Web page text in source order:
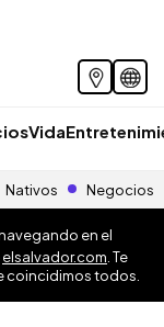
Vida
Nativos Negocios
en el
elsalvador.com . Te
coincidimos todos.